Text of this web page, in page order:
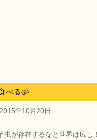
べる夢
2015年10月20日
虫が存在するなど世界は広し